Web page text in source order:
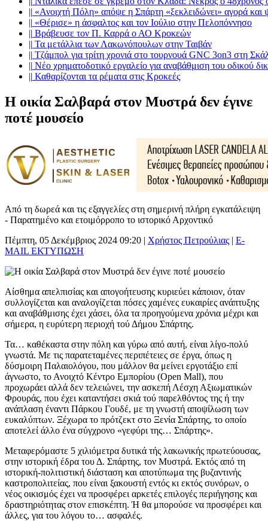
|| «Ανοιχτή Πόλη» απόψε η Σπάρτη «ξεκλειδώνει» αγορά και
|| «Θέρισε» η άσφαλτος και τον Ιούλιο στην Πελοπόννησο
|| Βράβευσε τον Π. Καρρά ο ΑΟ Κροκεών
|| Τα μετάλλια των Λακωνόπουλων στην Ταιβάν
|| Τζάμπολ για τρίτη χρονιά στο τουρνουά GNC 3on3 στη
|| Νέο χρηματοδοτικό εργαλείο για αναβάθμιση του οδικού
|| Καθαρίζονται τα ρέματα στις Κροκεές
Η οικία Σαλβαρά στον Μυστρά δεν έγινε
ποτέ μουσείο
Από τη δωρεά και τις εξαγγελίες στη σημερινή πλήρη εγκατάλειψη
- Παρατημένο και ετοιμόρροπο το ιστορικό Αρχοντικό
Πέμπτη, 05 Δεκέμβριος 2024 09:20 | Χρήστος Πετρούλιας | E-
MAIL ΕΚΤΥΠΩΣΗ
Αίσθημα απελπισίας και απογοήτευσης κυριεύει κάποιον, όταν
συλλογίζεται και αναλογίζεται πόσες χαμένες ευκαιρίες ανάπτυξης
και αναβάθμισης έχει χάσει, όλα τα προηγούμενα χρόνια μέχρι και
σήμερα, η ευρύτερη περιοχή τού Δήμου Σπάρτης.
Τα… καθέκαστα στην πόλη και γύρω από αυτή, είναι λίγο-πολύ
γνωστά. Με τις παρατεταμένες περιπέτειες σε έργα, όπως η
δύσμοιρη Παλαιολόγου, που μάλλον θα μείνει εργοτάξιο επί
άγνωστο, το Ανοιχτό Κέντρο Εμπορίου (Open Mall), που
προχωράει αλλά δεν τελειώνει, την ασκεπή Λέσχη Αξιωματικών
Φρουράς, που έχει καταντήσει σκιά τού παρελθόντος της ή την
ανάπλαση έναντι Πάρκου Γουδέ, με τη γνωστή αποψίλωση των
ευκαλύπτων. Ξέχωρα το πρότζεκτ στο Ξενία Σπάρτης, το οποίο
αποτελεί άλλο ένα σύγχρονο «γεφύρι της… Σπάρτης».
Μεταφερόμαστε 5 χιλιόμετρα δυτικά τής λακωνικής πρωτεύουσας,
στην ιστορική έδρα του Δ. Σπάρτης, τον Μυστρά. Εκτός από τη
ιστορική-πολιτιστική διάσταση και αποτύπωμα της βυζαντινής
καστροπολιτείας, που είναι ξακουστή εντός κι εκτός συνόρων, ο
νέος οικισμός έχει να προσφέρει αρκετές επιλογές περιήγησης και
δραστηριότητας στον επισκέπτη. Ή θα μπορούσε να προσφέρει και
άλλες, για του λόγου το… ασφαλές.